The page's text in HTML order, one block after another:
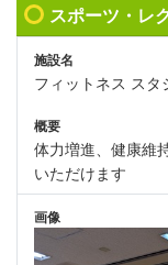
スポーツ・レ
施設名
フィットネス スタ
概要
体力増進、健康維
いただけます
画像